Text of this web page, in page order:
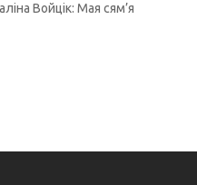
Войцік: Мая сям’я